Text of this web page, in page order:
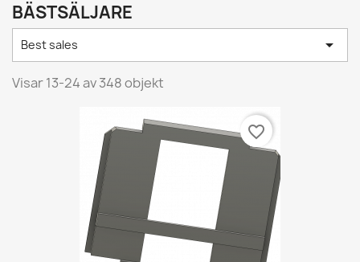
BÄSTSÄLJARE
Best sales 
Visar 13-24 av 348 objekt
favorite_border